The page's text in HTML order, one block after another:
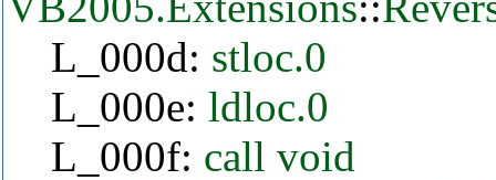
L_000d: stloc.0
L_000e: ldloc.0
L_000f: call void